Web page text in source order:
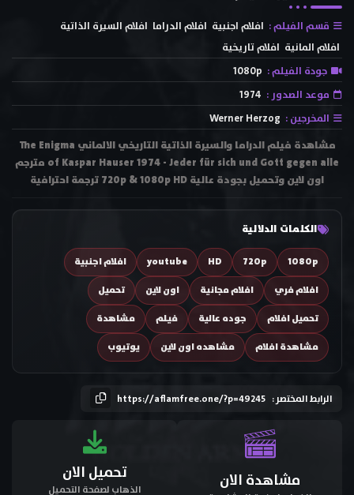
قسم الفيلم : افلام اجنبية افلام الدراما افلام السيرة الذاتية
افلام المانية افلام تاريخية
جودة الفيلم : 1080p
موعد الصدور : 1974
المخرجين : Werner Herzog
مشاهدة فيلم الدراما والسيرة الذاتية التاريخي الالماني The Enigma
of Kaspar Hauser 1974 - Jeder für sich und Gott gegen alle مترجم
اون لاين وتحميل بجودة عالية 720p & 1080p HD ترجمة احترافية
الكلمات الدلالية
1080p
720p
HD
youtube
افلام اجنبية
افلام فري
افلام مجانية اون لاين
تحميل
تحميل افلام
جوده عالية فيلم
مشاهدة
مشاهدة افلام
مشاهده اون لاين يوتيوب
الرابط المختصر : https://aflamfree.one/?p=49245
مشاهدة الان تحميل الان
الذهاب لصفحة التحميل